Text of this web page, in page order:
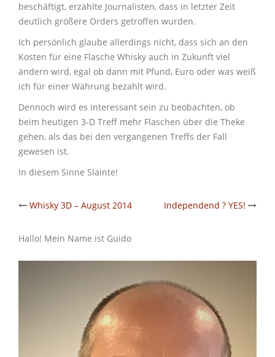
beschäftigt, erzählte Journalisten, dass in letzter Zeit
deutlich größere Orders getroffen wurden.
Ich persönlich glaube allerdings nicht, dass sich an den
Kosten für eine Flasche Whisky auch in Zukunft viel
ändern wird, egal ob dann mit Pfund, Euro oder was weiß
ich für einer Währung bezahlt wird.
Dennoch wird es interessant sein zu beobachten, ob
beim heutigen 3-D Treff mehr Flaschen über die Theke
gehen, als das bei den vergangenen Treffs der Fall
gewesen ist.
In diesem Sinne Slainte!
Post
navigation
Whisky 3D – August 2014 Independend ? YES!
Hallo! Mein Name ist Guido